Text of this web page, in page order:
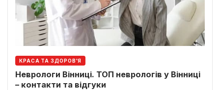
КРАСА ТА ЗДОРОВ'Я
Неврологи Вінниці. ТОП неврологів у Вінниці
– контакти та відгуки